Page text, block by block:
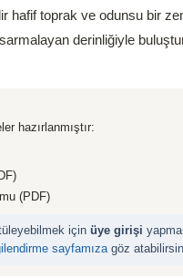
hafif toprak ve odunsu bir
sarmalayan derinliğiyle
hazırlanmıştır:
(PDF)
için üye girişi
sayfamızagöz